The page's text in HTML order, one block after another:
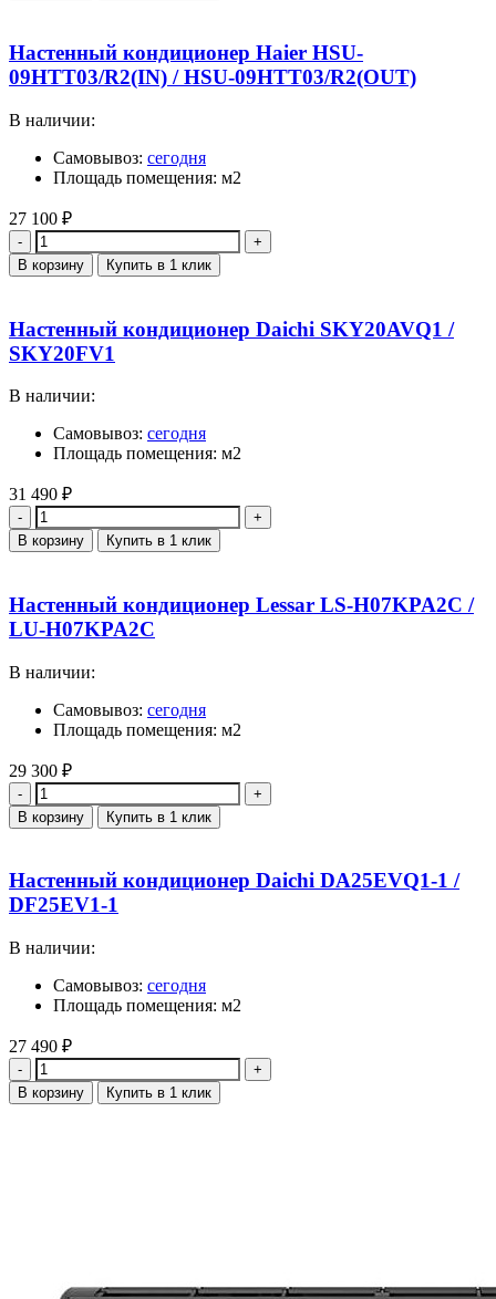
Настенный кондиционер Haier HSU-
09HTT03/R2(IN) / HSU-09HTT03/R2(OUT)
В наличии:
Самовывоз: сегодня
Площадь помещения: м2
27 100 ₽
Количество
В корзину Купить в 1 клик
Настенный кондиционер Daichi SKY20AVQ1 /
SKY20FV1
В наличии:
Самовывоз: сегодня
Площадь помещения: м2
31 490 ₽
Количество
В корзину Купить в 1 клик
Настенный кондиционер Lessar LS-H07KPA2C /
LU-H07KPA2C
В наличии:
Самовывоз: сегодня
Площадь помещения: м2
29 300 ₽
Количество
В корзину Купить в 1 клик
Настенный кондиционер Daichi DA25EVQ1-1 /
DF25EV1-1
В наличии:
Самовывоз: сегодня
Площадь помещения: м2
27 490 ₽
Количество
В корзину Купить в 1 клик